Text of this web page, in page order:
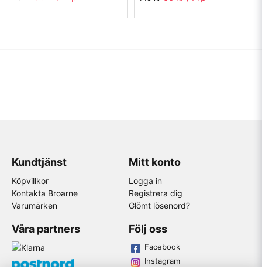
Kundtjänst
Köpvillkor
Kontakta Broarne
Varumärken
Mitt konto
Logga in
Registrera dig
Glömt lösenord?
Våra partners Följ oss
Facebook
Instagram